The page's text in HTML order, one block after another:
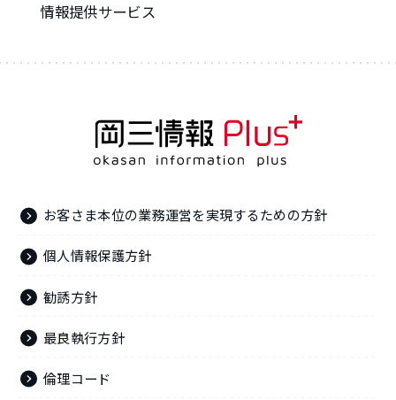
情報提供サービス
お客さま本位の業務運営を実現するための方針
個人情報保護方針
勧誘方針
最良執行方針
倫理コード